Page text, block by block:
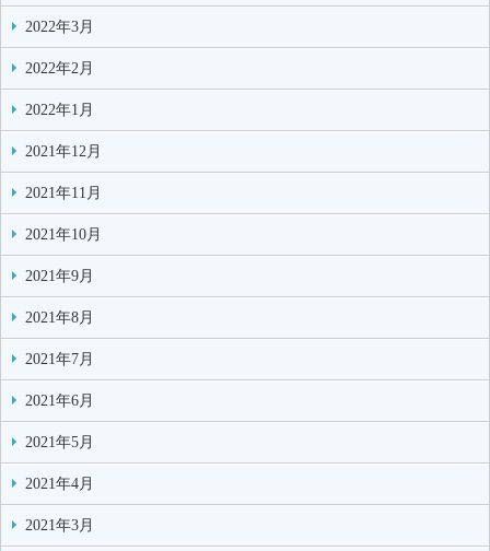
2022年3月
2022年2月
2022年1月
2021年12月
2021年11月
2021年10月
2021年9月
2021年8月
2021年7月
2021年6月
2021年5月
2021年4月
2021年3月